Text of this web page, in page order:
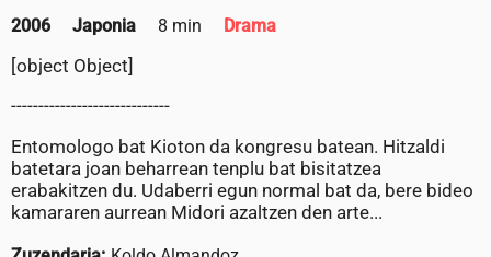
2006 Japonia 8 min Drama
[object Object]
-----------------------------
Entomologo bat Kioton da kongresu batean. Hitzaldi
batetara joan beharrean tenplu bat bisitatzea
erabakitzen du. Udaberri egun normal bat da, bere bideo
kamararen aurrean Midori azaltzen den arte...